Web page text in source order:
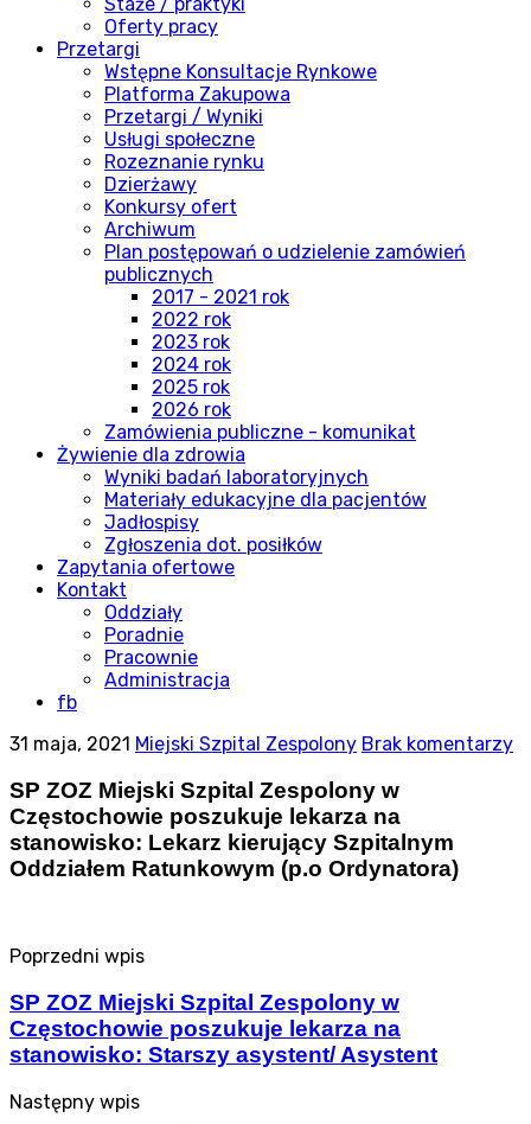
Oferty pracy
Przetargi
Wstępne Konsultacje Rynkowe
Platforma Zakupowa
Przetargi / Wyniki
Usługi społeczne
Rozeznanie rynku
Dzierżawy
Konkursy ofert
Archiwum
Plan postępowań o udzielenie zamówień
publicznych
2017 - 2021 rok
2022 rok
2023 rok
2024 rok
2025 rok
2026 rok
Zamówienia publiczne - komunikat
Żywienie dla zdrowia
Wyniki badań laboratoryjnych
Materiały edukacyjne dla pacjentów
Jadłospisy
Zgłoszenia dot. posiłków
Zapytania ofertowe
Kontakt
Oddziały
Poradnie
Pracownie
Administracja
fb
31 maja, 2021 Miejski Szpital Zespolony Brak komentarzy
SP ZOZ Miejski Szpital Zespolony w
Częstochowie poszukuje lekarza na
stanowisko: Lekarz kierujący Szpitalnym
Oddziałem Ratunkowym (p.o Ordynatora)
Poprzedni wpis
SP ZOZ Miejski Szpital Zespolony w
Częstochowie poszukuje lekarza na
stanowisko: Starszy asystent/ Asystent
Następny wpis